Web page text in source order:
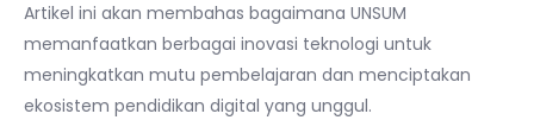
Artikel ini akan membahas bagaimana UNSUM
memanfaatkan berbagai inovasi teknologi untuk
meningkatkan mutu pembelajaran dan menciptakan
ekosistem pendidikan digital yang unggul.